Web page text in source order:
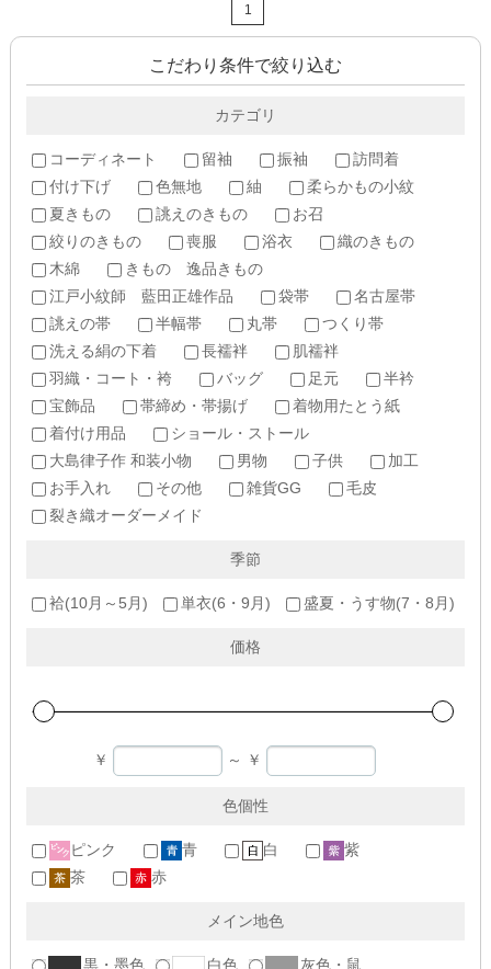
1
こだわり条件で絞り込む
カテゴリ
コーディネート 留袖 振袖
訪問着
付け下げ
色無地 紬
柔らかもの小紋
夏きもの
誂えのきもの
お召
絞りのきもの
喪服 浴衣
織のきもの
木綿
きもの 逸品きもの
江戸小紋師 藍田正雄作品
袋帯
名古屋帯
誂えの帯
半幅帯 丸帯
つくり帯
洗える絹の下着
長襦袢
肌襦袢
羽織・コート・袴
バッグ 足元
半衿
宝飾品
帯締め・帯揚げ
着物用たとう紙
着付け用品
ショール・ストール
大島律子作 和装小物
男物 子供
加工
お手入れ
その他 雑貨GG
毛皮
裂き織オーダーメイド
季節
袷(10月～5月) 単衣(6・9月) 盛夏・うす物(7・8月)
価格
￥ ～ ￥
色個性
ピンク 青 白
紫
茶
赤
メイン地色
黒・墨色 白色 灰色・鼠